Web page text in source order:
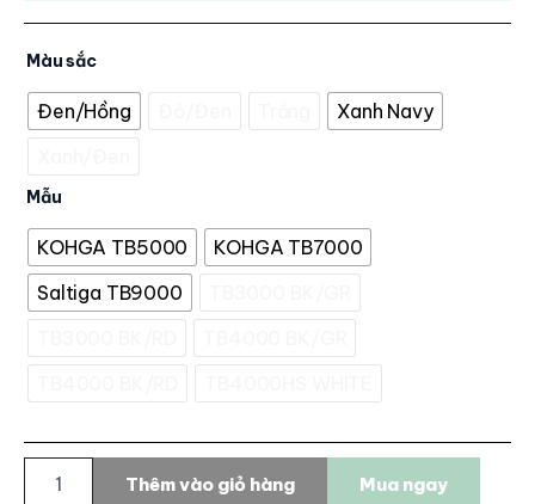
Màu sắc
Đen/Hồng
Xanh Navy
Mẫu
KOHGA TB5000
KOHGA TB7000
Saltiga TB9000
Daiwa
Thêm vào giỏ hàng Mua ngay